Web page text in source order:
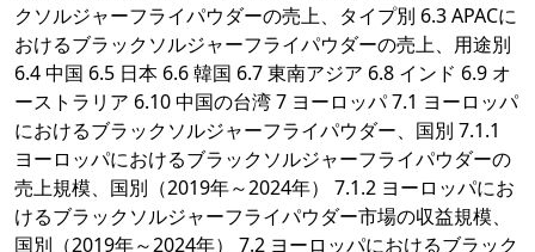
クソルジャーフライパウダーの売上、タイプ別 6.3 APACに
おけるブラックソルジャーフライパウダーの売上、用途別
6.4 中国 6.5 日本 6.6 韓国 6.7 東南アジア 6.8 インド 6.9 オ
ーストラリア 6.10 中国の台湾 7 ヨーロッパ 7.1 ヨーロッパ
におけるブラックソルジャーフライパウダー、国別 7.1.1
ヨーロッパにおけるブラックソルジャーフライパウダーの
売上規模、国別（2019年～2024年） 7.1.2 ヨーロッパにお
けるブラックソルジャーフライパウダー市場の収益規模、
国別（2019年～2024年） 7.2 ヨーロッパにおけるブラック